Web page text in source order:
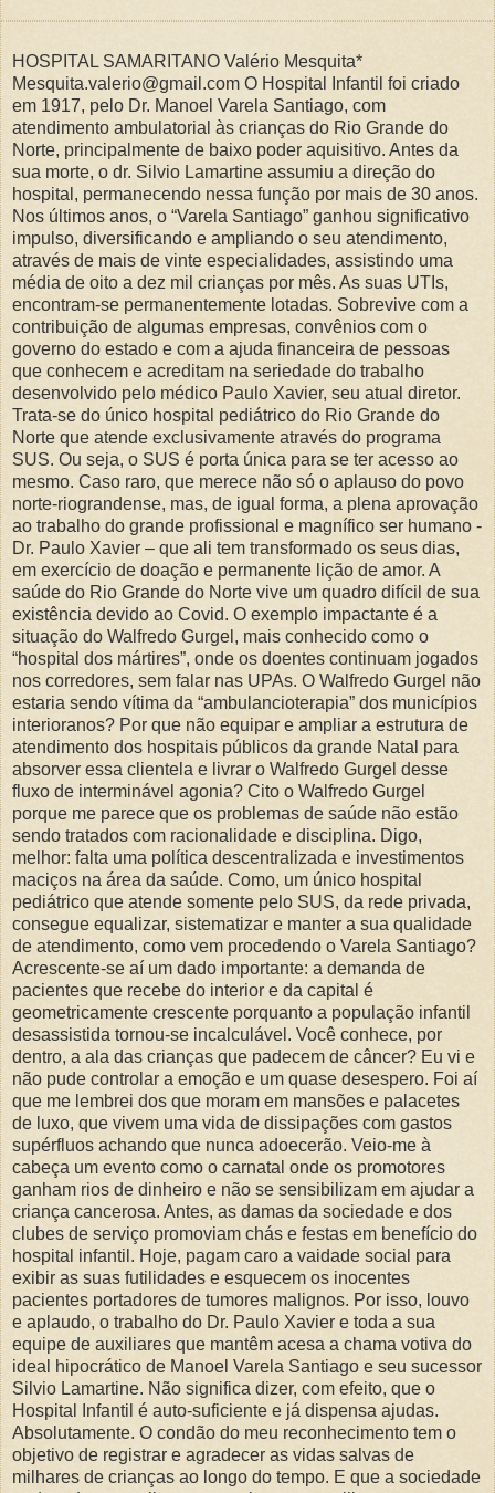
HOSPITAL SAMARITANO Valério Mesquita*
Mesquita.valerio@gmail.com O Hospital Infantil foi criado
em 1917, pelo Dr. Manoel Varela Santiago, com
atendimento ambulatorial às crianças do Rio Grande do
Norte, principalmente de baixo poder aquisitivo. Antes da
sua morte, o dr. Silvio Lamartine assumiu a direção do
hospital, permanecendo nessa função por mais de 30 anos.
Nos últimos anos, o “Varela Santiago” ganhou significativo
impulso, diversificando e ampliando o seu atendimento,
através de mais de vinte especialidades, assistindo uma
média de oito a dez mil crianças por mês. As suas UTIs,
encontram-se permanentemente lotadas. Sobrevive com a
contribuição de algumas empresas, convênios com o
governo do estado e com a ajuda financeira de pessoas
que conhecem e acreditam na seriedade do trabalho
desenvolvido pelo médico Paulo Xavier, seu atual diretor.
Trata-se do único hospital pediátrico do Rio Grande do
Norte que atende exclusivamente através do programa
SUS. Ou seja, o SUS é porta única para se ter acesso ao
mesmo. Caso raro, que merece não só o aplauso do povo
norte-riograndense, mas, de igual forma, a plena aprovação
ao trabalho do grande profissional e magnífico ser humano -
Dr. Paulo Xavier – que ali tem transformado os seus dias,
em exercício de doação e permanente lição de amor. A
saúde do Rio Grande do Norte vive um quadro difícil de sua
existência devido ao Covid. O exemplo impactante é a
situação do Walfredo Gurgel, mais conhecido como o
“hospital dos mártires”, onde os doentes continuam jogados
nos corredores, sem falar nas UPAs. O Walfredo Gurgel não
estaria sendo vítima da “ambulancioterapia” dos municípios
interioranos? Por que não equipar e ampliar a estrutura de
atendimento dos hospitais públicos da grande Natal para
absorver essa clientela e livrar o Walfredo Gurgel desse
fluxo de interminável agonia? Cito o Walfredo Gurgel
porque me parece que os problemas de saúde não estão
sendo tratados com racionalidade e disciplina. Digo,
melhor: falta uma política descentralizada e investimentos
maciços na área da saúde. Como, um único hospital
pediátrico que atende somente pelo SUS, da rede privada,
consegue equalizar, sistematizar e manter a sua qualidade
de atendimento, como vem procedendo o Varela Santiago?
Acrescente-se aí um dado importante: a demanda de
pacientes que recebe do interior e da capital é
geometricamente crescente porquanto a população infantil
desassistida tornou-se incalculável. Você conhece, por
dentro, a ala das crianças que padecem de câncer? Eu vi e
não pude controlar a emoção e um quase desespero. Foi aí
que me lembrei dos que moram em mansões e palacetes
de luxo, que vivem uma vida de dissipações com gastos
supérfluos achando que nunca adoecerão. Veio-me à
cabeça um evento como o carnatal onde os promotores
ganham rios de dinheiro e não se sensibilizam em ajudar a
criança cancerosa. Antes, as damas da sociedade e dos
clubes de serviço promoviam chás e festas em benefício do
hospital infantil. Hoje, pagam caro a vaidade social para
exibir as suas futilidades e esquecem os inocentes
pacientes portadores de tumores malignos. Por isso, louvo
e aplaudo, o trabalho do Dr. Paulo Xavier e toda a sua
equipe de auxiliares que mantêm acesa a chama votiva do
ideal hipocrático de Manoel Varela Santiago e seu sucessor
Silvio Lamartine. Não significa dizer, com efeito, que o
Hospital Infantil é auto-suficiente e já dispensa ajudas.
Absolutamente. O condão do meu reconhecimento tem o
objetivo de registrar e agradecer as vidas salvas de
milhares de crianças ao longo do tempo. E que a sociedade